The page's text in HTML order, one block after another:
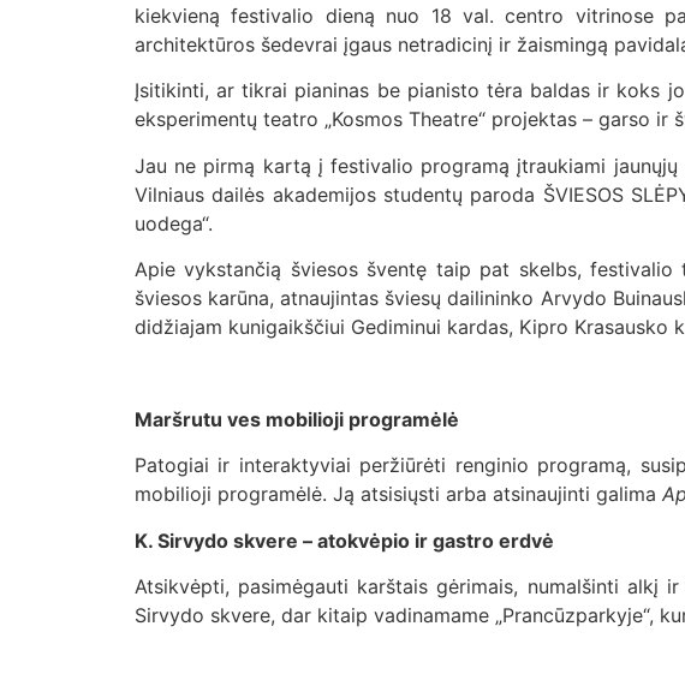
kiekvieną festivalio dieną nuo 18 val. centro vitrinose
architektūros šedevrai įgaus netradicinį ir žaismingą
Įsitikinti, ar tikrai pianinas be pianisto tėra baldas ir koks
eksperimentų teatro „Kosmos Theatre“ projektas – garso ir
Jau ne pirmą kartą į festivalio programą įtraukiami jaunųjų
Vilniaus dailės akademijos studentų paroda ŠVIESOS
uodega“.
Apie vykstančią šviesos šventę taip pat skelbs,
šviesos karūna, atnaujintas šviesų dailininko Arvydo
didžiajam kunigaikščiui Gediminui kardas, Kipro Krasausko
Maršrutu ves mobilioji programėlė
Patogiai ir interaktyviai peržiūrėti renginio programą,
mobilioji programėlė. Ją atsisiųsti arba atsinaujinti galima
K. Sirvydo skvere – atokvėpio ir gastro erdvė
Atsikvėpti, pasimėgauti karštais gėrimais, numalšinti alkį
Sirvydo skvere, dar kitaip vadinamame „Prancūzparkyje“,